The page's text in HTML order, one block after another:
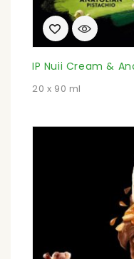
IP Nuii Cream &
20 x 90 ml